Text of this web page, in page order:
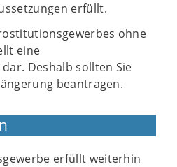
erfüllt.
ohne
eine
Deshalb sollten Sie
beantragen.
erfüllt weiterhin